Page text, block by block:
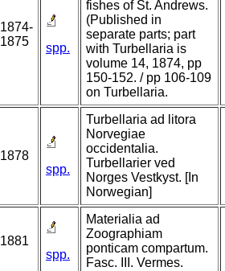
1874-
1875
spp.
fishes of St. Andrews.
(Published in
separate parts; part
with Turbellaria is
volume 14, 1874, pp
150-152. / pp 106-109
on Turbellaria.
1878
spp.
Turbellaria ad litora
Norvegiae
occidentalia.
Turbellarier ved
Norges Vestkyst. [In
Norwegian]
1881
spp.
Materialia ad
Zoographiam
ponticam compartum.
Fasc. III. Vermes.